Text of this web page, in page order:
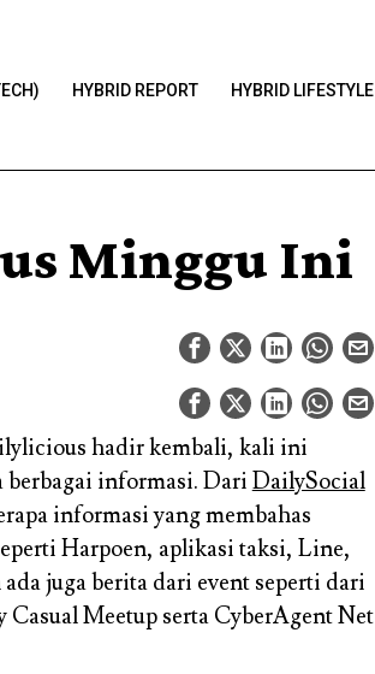
HYBRID REPORT HYBRID LIFESTYLE
Minggu Ini
hadir kembali, kali ini
berbagai informasi. Dari DailySocial
informasi yang membahas
Harpoen, aplikasi taksi, Line,
juga berita dari event seperti dari
Casual Meetup serta CyberAgent Net